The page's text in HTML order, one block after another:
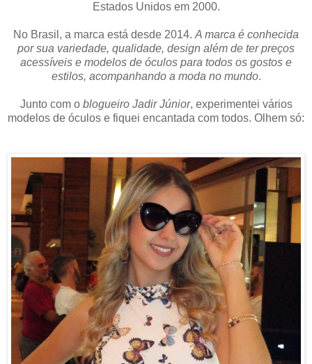
Estados Unidos em 2000.
No Brasil, a marca está desde 2014. A marca é conhecida
por sua variedade, qualidade, design além de ter preços
acessíveis e modelos de óculos para todos os gostos e
estilos, acompanhando a moda no mundo.
Junto com o blogueiro Jadir Júnior, experimentei vários
modelos de óculos e fiquei encantada com todos. Olhem só: